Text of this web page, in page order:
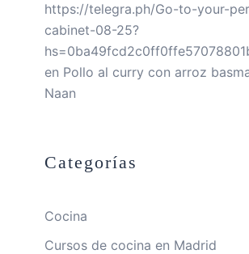
https://telegra.ph/Go-to-your-
cabinet-08-25?
en Pollo al curry con arroz
Naan
Categorías
Cocina
Cursos de cocina en Madrid